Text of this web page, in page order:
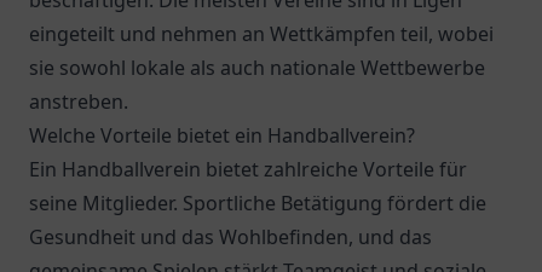
eingeteilt und nehmen an Wettkämpfen teil, wobei
sie sowohl lokale als auch nationale Wettbewerbe
anstreben.
Welche Vorteile bietet ein Handballverein?
Ein Handballverein bietet zahlreiche Vorteile für
seine Mitglieder. Sportliche Betätigung fördert die
Gesundheit und das Wohlbefinden, und das